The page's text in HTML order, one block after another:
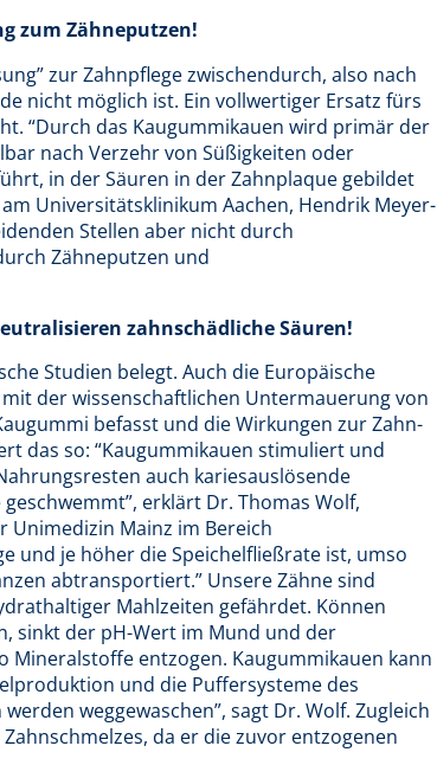
zum Zähneputzen!
zur Zahnpflege zwischendurch, also nach
nicht möglich ist. Ein vollwertiger Ersatz fürs
“Durch das Kaugummikauen wird primär der
nach Verzehr von Süßigkeiten oder
in der Säuren in der Zahnplaque gebildet
Universitätsklinikum Aachen, Hendrik Meyer-
Stellen aber nicht durch
Zähneputzen und
zahnschädliche Säuren!
Studien belegt. Auch die Europäische
der wissenschaftlichen Untermauerung von
befasst und die Wirkungen zur Zahn-
das so: “Kaugummikauen stimuliert und
auch kariesauslösende
erklärt Dr. Thomas Wolf,
Mainz im Bereich
und je höher die Speichelfließrate ist, umso
abtransportiert.” Unsere Zähne sind
Mahlzeiten gefährdet. Können
sinkt der pH-Wert im Mund und der
Mineralstoffe entzogen. Kaugummikauen kann
und die Puffersysteme des
weggewaschen”, sagt Dr. Wolf. Zugleich
da er die zuvor entzogenen